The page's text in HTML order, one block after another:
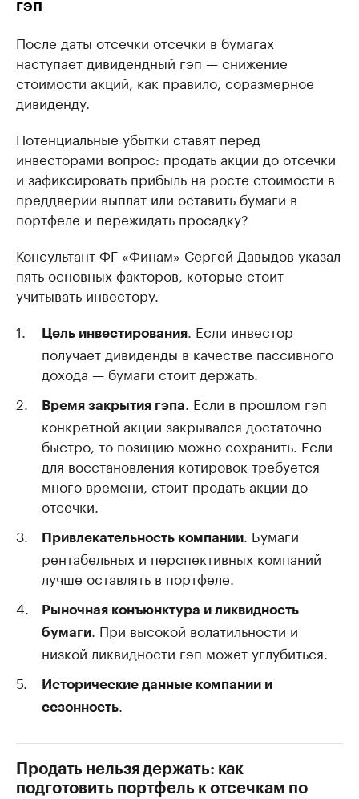
гэп
После даты отсечки отсечки в бумагах
наступает дивидендный гэп — снижение
стоимости акций, как правило, соразмерное
дивиденду.
Потенциальные убытки ставят перед
инвесторами вопрос: продать акции до отсечки
и зафиксировать прибыль на росте стоимости в
преддверии выплат или оставить бумаги в
портфеле и пережидать просадку?
Консультант ФГ «Финам» Сергей Давыдов указал
пять основных факторов, которые стоит
учитывать инвестору.
Цель инвестирования. Если инвестор
получает дивиденды в качестве пассивного
дохода — бумаги стоит держать.
Время закрытия гэпа. Если в прошлом гэп
конкретной акции закрывался достаточно
быстро, то позицию можно сохранить. Если
для восстановления котировок требуется
много времени, стоит продать акции до
отсечки.
Привлекательность компании. Бумаги
рентабельных и перспективных компаний
лучше оставлять в портфеле.
Рыночная конъюнктура и ликвидность
бумаги. При высокой волатильности и
низкой ликвидности гэп может углубиться.
Исторические данные компании и
сезонность.
Продать нельзя держать: как
подготовить портфель к отсечкам по